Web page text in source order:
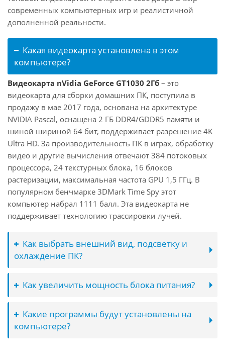
современных компьютерных игр и реалистичной
дополненной реальности.
Какая видеокарта установлена в этом
компьютере?
Видеокарта nVidia GeForce GT1030 2Гб – это
видеокарта для сборки домашних ПК, поступила в
продажу в мае 2017 года, основана на архитектуре
NVIDIA Pascal, оснащена 2 ГБ DDR4/GDDR5 памяти и
шиной шириной 64 бит, поддерживает разрешение 4K
Ultra HD. За производительность ПК в играх, обработку
видео и другие вычисления отвечают 384 потоковых
процессора, 24 текстурных блока, 16 блоков
растеризации, максимальная частота GPU 1,5 ГГц. В
популярном бенчмарке 3DMark Time Spy этот
компьютер набрал 1111 балл. Эта видеокарта не
поддерживает технологию трассировки лучей.
Как выбрать внешний вид, подсветку и
охлаждение ПК?
Как увеличить мощность блока питания?
Какие программы будут установлены на
компьютере?